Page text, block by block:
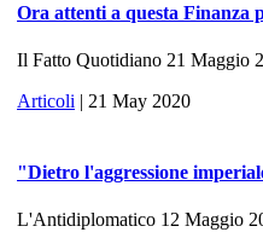
Ora attenti a questa Finanza
Il Fatto Quotidiano 21 Maggio
Articoli | 21 May 2020
"Dietro l'aggressione
L'Antidiplomatico 12 Maggio